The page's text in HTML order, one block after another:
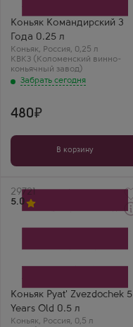
Коньяк Командирский 3
Года 0.25 л
Коньяк, Россия, 0,25 л
КВКЗ (Коломенский винно-
коньячный завод)
Забрать сегодня
Командирский
Выдержка
3 года
Геннадий Соловьев
Командирский 0.25
— удобная
"чекушка" хорошего
480
В корзину
Артикул
29721
5.0
Коньяк Pyat' Zvezdochek 5
Years Old 0.5 л
Коньяк, Россия, 0,5 л
Производитель
5 лет
Михаил Ю.
Итальянская самбука
— аромат аниса